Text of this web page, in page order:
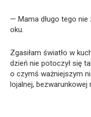
— Mama długo tego nie
oku.
Zgasiłam światło w
dzień nie potoczył się
o czymś ważniejszym
lojalnej, bezwarunkowej